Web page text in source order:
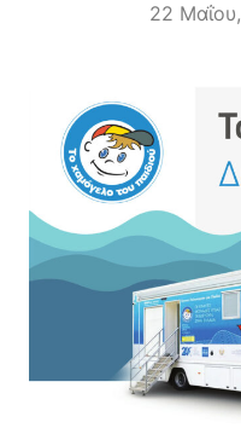
Δήμοσιο Ι.Ε.Κ
Αποκορώνου
Κέντρο Κοινότητας
Λαογραφικό
Γαβολοχωρίου
22